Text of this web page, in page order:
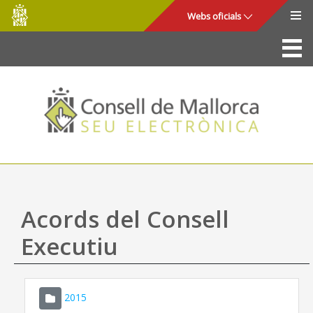
Salta al contingut principal
Consell
de
Mallorca
Webs oficials
La Seu
Consell de Mallorca
Accés i seguretat
Utilitats
Ajuda
Acords del Consell
Executiu
2015